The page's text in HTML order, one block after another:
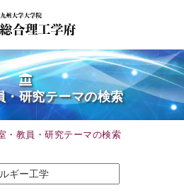
・研究テーマの検索
・教員・研究テーマの検索